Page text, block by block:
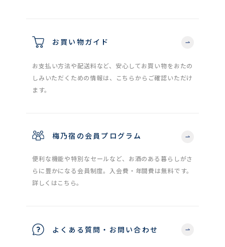
お買い物ガイド
お支払い方法や配送料など、安心してお買い物をおたの
しみいただくための情報は、こちらからご確認いただけ
ます。
梅乃宿の会員プログラム
便利な機能や特別なセールなど、お酒のある暮らしがさ
らに豊かになる会員制度。入会費・年間費は無料です。
詳しくはこちら。
よくある質問・お問い合わせ